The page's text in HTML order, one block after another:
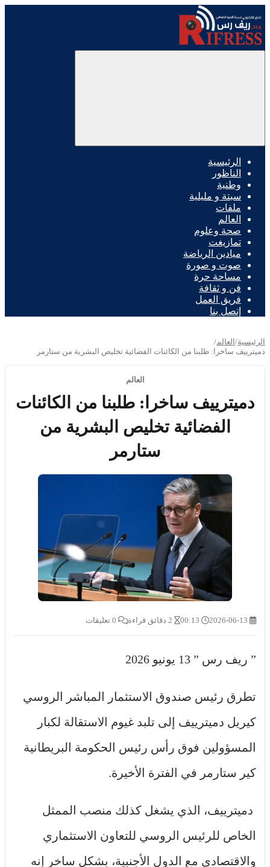
الرئيسية
الناظور
وطنية
سبتة و مليلية
ملفات
العالم
صحة وعلوم
تمازيغت
ميادين الرياضة
صوت و صورة
مساحة حرة
فن و ثقافة
فريق العمل
إتصل بنا
الرئيسية/ العالم/
دميترييف ساخرا: طلبنا من الكائنات الفضائية تخليص البشرية من ستارمر
العالم
دميترييف ساخرا: طلبنا من الكائنات
الفضائية تخليص البشرية من
ستارمر
” ريف رس ” 13 يونيو 2026
تطرق رئيس صندوق الاستثمار المباشر الروسي
كيريل دميترييف إلى تلبد غيوم الاستقالة لكبار
المسؤولين فوق رأس رئيس الحكومة البريطانية
كير ستارمر في الفترة الأخيرة.
دميترييف، الذي يشغل كذلك منصب الممثل
الخاص للرئيس الروسي للتعاون الاستثماري
والاقتصادي مع الدول الأجنبية، بشكل ساخر إنه